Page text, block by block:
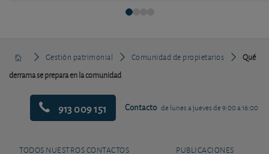
Gestión patrimonial Comunidad de propietarios
Qué
derrama se prepara en la comunidad
913 009 151 Contacto de lunes a jueves de 9:00 a 16:00
TODOS NUESTROS CONTACTOS PUBLICACIONES